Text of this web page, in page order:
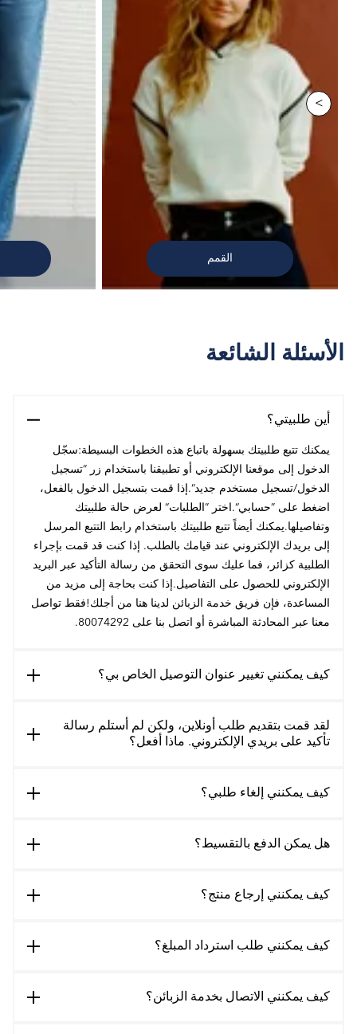
القمم
>
الأسئلة الشائعة
أين طلبيتي؟
يمكنك تتبع طلبيتك بسهولة باتباع هذه الخطوات البسيطة:سجّل
الدخول إلى موقعنا الإلكتروني أو تطبيقنا باستخدام زر ”تسجيل
الدخول/تسجيل مستخدم جديد“.إذا قمت بتسجيل الدخول بالفعل،
اضغط على ”حسابي“.اختر ”الطلبات“ لعرض حالة طلبيتك
وتفاصيلها.يمكنك أيضاً تتبع طلبيتك باستخدام رابط التتبع المرسل
إلى بريدك الإلكتروني عند قيامك بالطلب. إذا كنت قد قمت بإجراء
الطلبية كزائر، فما عليك سوى التحقق من رسالة التأكيد عبر البريد
الإلكتروني للحصول على التفاصيل.إذا كنت بحاجة إلى مزيد من
المساعدة، فإن فريق خدمة الزبائن لدينا هنا من أجلك!فقط تواصل
معنا عبر المحادثة المباشرة أو اتصل بنا على 80074292.
كيف يمكنني تغيير عنوان التوصيل الخاص بي؟
لقد قمت بتقديم طلب أونلاين، ولكن لم أستلم رسالة
تأكيد على بريدي الإلكتروني. ماذا أفعل؟
كيف يمكنني إلغاء طلبي؟
هل يمكن الدفع بالتقسيط؟
كيف يمكنني إرجاع منتج؟
كيف يمكنني طلب استرداد المبلغ؟
كيف يمكنني الاتصال بخدمة الزبائن؟